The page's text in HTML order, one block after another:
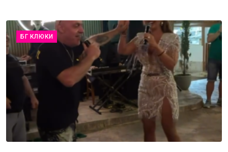
БГ КЛЮКИ